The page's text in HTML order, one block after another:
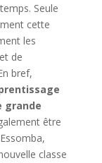
Seule
cette
les
de
bref,
grande
être
classe